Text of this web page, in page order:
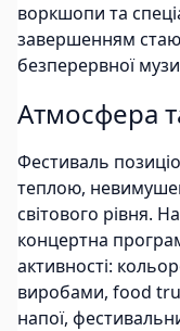
воркшопи та
завершенням
безперервної
Атмосфера
Фестиваль
теплою,
світового рівня.
концертна
активності:
виробами, food
напої,